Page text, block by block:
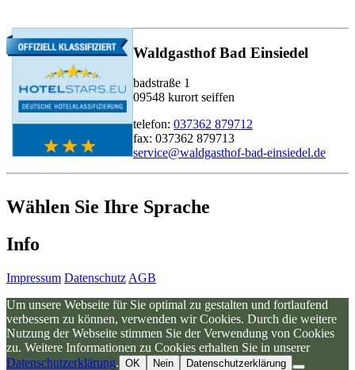
Waldgasthof Bad Einsiedel
badstraße 1
09548 kurort seiffen
telefon: 037362 879712
fax: 037362 879713
service@waldgasthof-bad-einsiedel.de
Wählen Sie Ihre Sprache
Info
Impressum Datenschutz AGB
Um unsere Webseite für Sie optimal zu gestalten und fortlaufend
verbessern zu können, verwenden wir Cookies. Durch die weitere
Nutzung der Webseite stimmen Sie der Verwendung von Cookies
zu. Weitere Informationen zu Cookies erhalten Sie in unserer
Datenschutzerklärung. OK Nein Datenschutzerklärung